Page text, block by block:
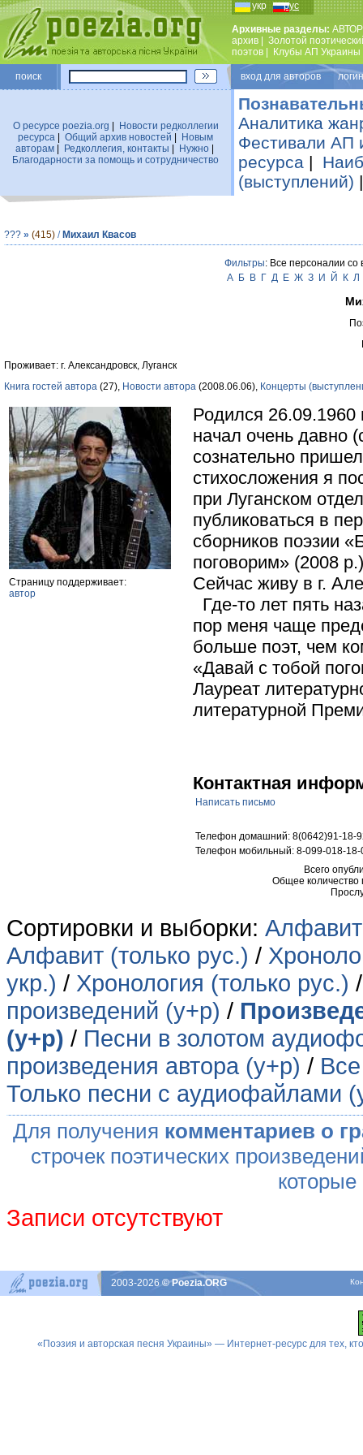
укр рус
Архивные разделы:
архив
Золотой
поэтов
Клубы АП Украины
поиск вход для авторов
О ресурсе poezia.org
Новости редколлегии
ресурса
Общий архив новостей
Новым
авторам| Редколлегия, контакты Нужно|
Благодарности за помощь и сотрудничество
Аналитика
Фестивали АП
ресурса |
(выступлений)
??? » (415) / Михаил Квасов
Фильтры: Все персоналии со
А
Б В Г Д Е Ж З И Й К Л
Проживает: г. Александровск, Луганск
Книга гостей автора (27), Новости автора (2008.06.06), Концерты
Страницу поддерживает:
автор
Родился 26.09.1960
начал очень давно
сознательно
стихосложения я
при Луганском
публиковаться в
сборников поэзии
поговорим» (2008
Сейчас живу в г.
Где-то лет пять
пор меня чаще
больше поэт, чем
«Давай с тобой
Лауреат
литературной
Контактная
Написать письмо
Телефон домашний: 8(0642)91-18-
Телефон мобильный: 8-099-018-18-
Всего
Общее количество
Сортировки и выборки:
Алфавит (только рус.) /
укр.) / Хронология (только рус.)
произведений (у+р) /
(у+р) / Песни в золотом
произведения автора (у+р) /
Только песни с аудиофайлами
Для получения комментариев о
строчек поэтических
Записи отсутствуют
2003-2026© Poezia.ORG
«Поэзия и авторская песня Украины» — Интернет-ресурс для тех,